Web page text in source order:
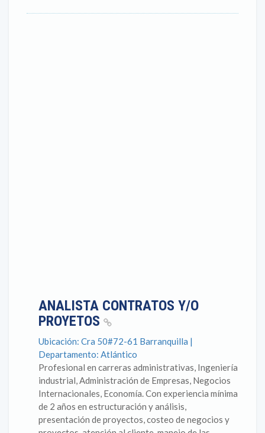
ANALISTA CONTRATOS Y/O
PROYETOS
Ubicación: Cra 50#72-61 Barranquilla |
Departamento: Atlántico
Profesional en carreras administrativas, Ingeniería
industrial, Administración de Empresas, Negocios
Internacionales, Economía. Con experiencia mínima
de 2 años en estructuración y análisis,
presentación de proyectos, costeo de negocios y